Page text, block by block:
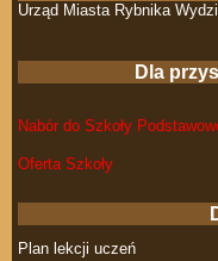
Urząd Miasta Rybnika
Dla
Nabór do Szkoły
Oferta Szkoły
Plan lekcji uczeń